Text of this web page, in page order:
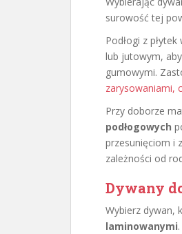
surowość tej
Podłogi z
lub jutowym,
gumowymi.
zarysowaniami,
Przy doborze
podłogowych
przesunięciom i
zależności od
Dywany
Wybierz dywan,
laminowanymi